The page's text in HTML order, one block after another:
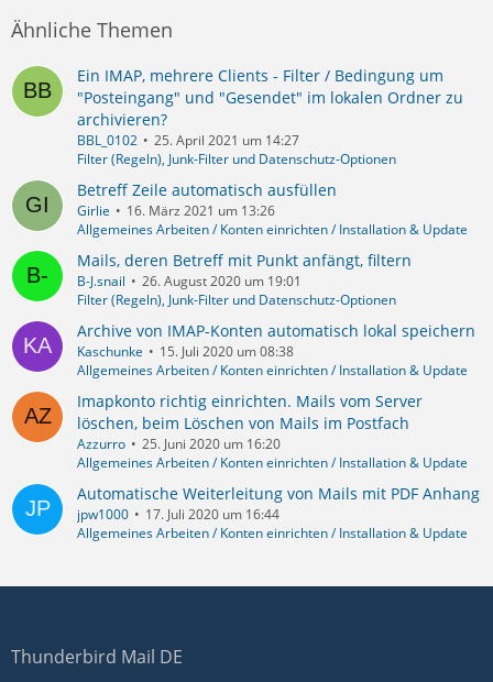
Ähnliche Themen
Ein IMAP, mehrere Clients - Filter / Bedingung um
"Posteingang" und "Gesendet" im lokalen Ordner zu
archivieren?
BBL_0102
25. April 2021 um 14:27
Filter (Regeln), Junk-Filter und Datenschutz-Optionen
Betreff Zeile automatisch ausfüllen
Girlie
16. März 2021 um 13:26
Allgemeines Arbeiten / Konten einrichten / Installation & Update
Mails, deren Betreff mit Punkt anfängt, filtern
B-J.snail
26. August 2020 um 19:01
Filter (Regeln), Junk-Filter und Datenschutz-Optionen
Archive von IMAP-Konten automatisch lokal speichern
Kaschunke
15. Juli 2020 um 08:38
Allgemeines Arbeiten / Konten einrichten / Installation & Update
Imapkonto richtig einrichten. Mails vom Server
löschen, beim Löschen von Mails im Postfach
Azzurro
25. Juni 2020 um 16:20
Allgemeines Arbeiten / Konten einrichten / Installation & Update
Automatische Weiterleitung von Mails mit PDF Anhang
jpw1000
17. Juli 2020 um 16:44
Allgemeines Arbeiten / Konten einrichten / Installation & Update
Thunderbird Mail DE